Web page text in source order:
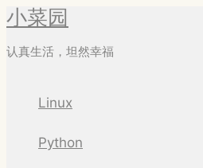
跳
内
小菜园
认真生活，坦然幸福
Linux
Python